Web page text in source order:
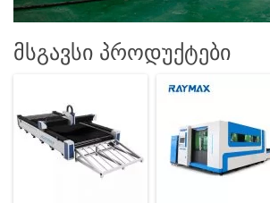
მსგავსი პროდუქტები